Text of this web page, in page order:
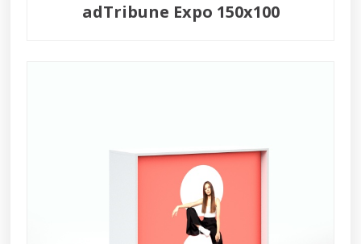
adTribune Expo 150x100